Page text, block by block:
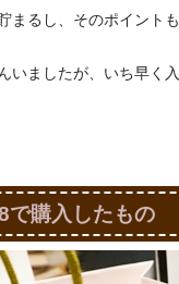
まるし、そのポイント
いましたが、いち早く
で購入したもの